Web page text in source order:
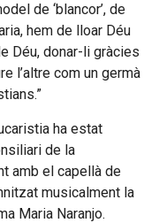
de ‘blancor’, de
hem de lloar Déu
Déu, donar-li gràcies
l’altre com un germà
ha estat
de la
amb el capellà de
musicalment la
Maria Naranjo.